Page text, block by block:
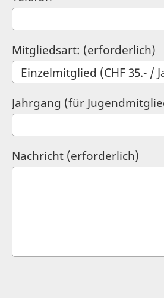
Mitgliedsart: (erforderlich)
Jahrgang (für
Nachricht (erforderlich)